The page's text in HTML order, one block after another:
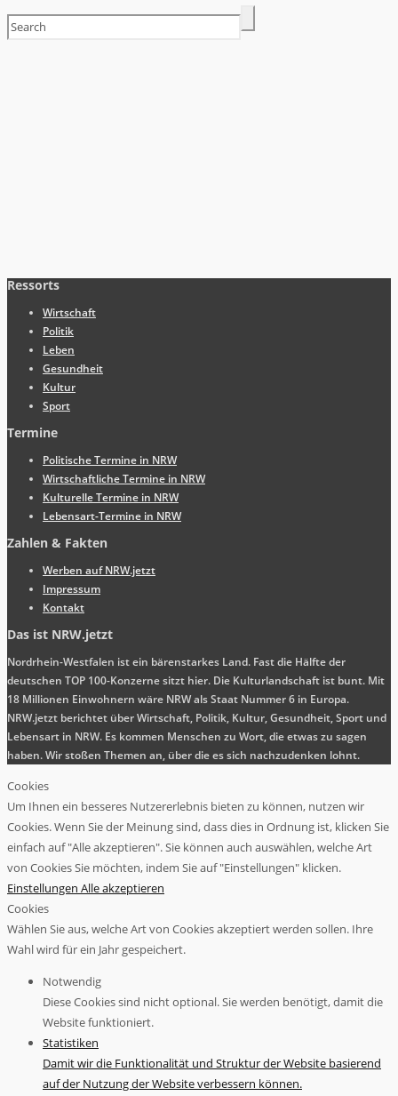
Ressorts
Wirtschaft
Politik
Leben
Gesundheit
Kultur
Sport
Termine
Politische Termine in NRW
Wirtschaftliche Termine in NRW
Kulturelle Termine in NRW
Lebensart-Termine in NRW
Zahlen & Fakten
Werben auf NRW.jetzt
Impressum
Kontakt
Das ist NRW.jetzt
Nordrhein-Westfalen ist ein bärenstarkes Land. Fast die Hälfte der
deutschen TOP 100-Konzerne sitzt hier. Die Kulturlandschaft ist bunt. Mit
18 Millionen Einwohnern wäre NRW als Staat Nummer 6 in Europa.
NRW.jetzt berichtet über Wirtschaft, Politik, Kultur, Gesundheit, Sport und
Lebensart in NRW. Es kommen Menschen zu Wort, die etwas zu sagen
haben. Wir stoßen Themen an, über die es sich nachzudenken lohnt.
Cookies
Um Ihnen ein besseres Nutzererlebnis bieten zu können, nutzen wir
Cookies. Wenn Sie der Meinung sind, dass dies in Ordnung ist, klicken Sie
einfach auf "Alle akzeptieren". Sie können auch auswählen, welche Art
von Cookies Sie möchten, indem Sie auf "Einstellungen" klicken.
Einstellungen Alle akzeptieren
Cookies
Wählen Sie aus, welche Art von Cookies akzeptiert werden sollen. Ihre
Wahl wird für ein Jahr gespeichert.
Notwendig
Diese Cookies sind nicht optional. Sie werden benötigt, damit die
Website funktioniert.
Statistiken
Damit wir die Funktionalität und Struktur der Website basierend
auf der Nutzung der Website verbessern können.